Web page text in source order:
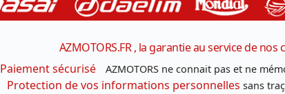
AZMOTORS.FR , la garantie au service de nos
Paiement sécurisé
AZMOTORS ne connait pas et ne
Protection de vos informations personnelles sans